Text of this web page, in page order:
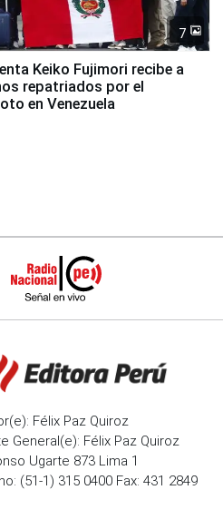
7
Keiko Fujimori recibe a
repatriados por el
en Venezuela
Félix Paz Quiroz
General(e): Félix Paz Quiroz
Ugarte 873 Lima 1
(51-1) 315 0400 Fax: 431 2849